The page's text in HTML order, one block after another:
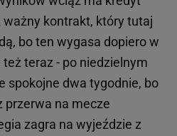
kontrakt, który tutaj
bo ten wygasa dopiero w
teraz - po niedzielnym
spokojne dwa tygodnie, bo
przerwa na mecze
zagra na wyjeździe z